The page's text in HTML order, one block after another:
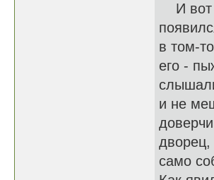
И вот
в том-
его -
и не
дворец,
само